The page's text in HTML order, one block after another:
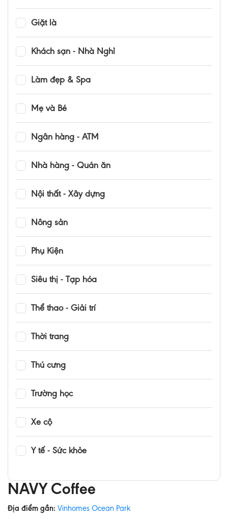
Giặt là
Khách sạn - Nhà Nghỉ
Làm đẹp & Spa
Mẹ và Bé
Ngân hàng - ATM
Nhà hàng - Quán ăn
Nội thất - Xây dựng
Nông sản
Phụ Kiện
Siêu thị - Tạp hóa
Thể thao - Giải trí
Thời trang
Thú cưng
Trường học
Xe cộ
Y tế - Sức khỏe
NAVY Coffee
Địa điểm gần: Vinhomes Ocean Park